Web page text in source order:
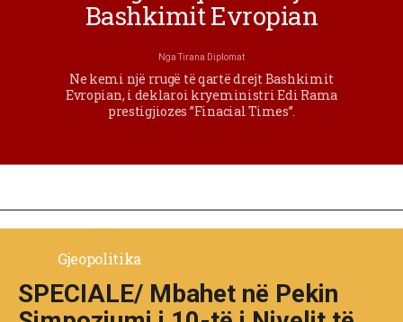
Bashkimit Evropian
NgaTirana Diplomat
Ne kemi një rrugë të qartë drejt Bashkimit
Evropian, i deklaroi kryeministri Edi Rama
prestigjiozes ”Finacial Times”.
Gjeopolitika
SPECIALE/ Mbahet në Pekin